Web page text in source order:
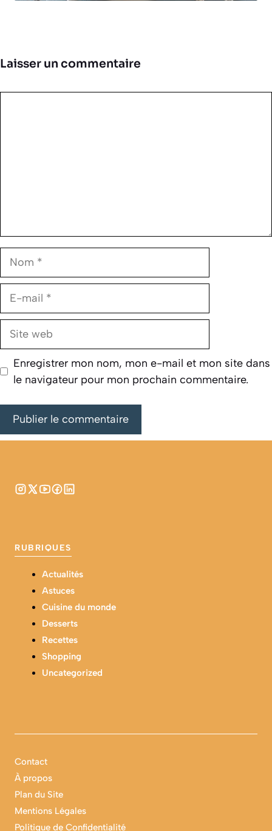
Laisser un commentaire
Nom
E-
Site
Enregistrer mon nom, mon e-mail et mon site dans
le navigateur pour mon prochain commentaire.
RUBRIQUES
Actualités
Astuces
Cuisine du monde
Desserts
Recettes
Shopping
Uncategorized
Contact
À propos
Plan du Site
Mentions Légales
Politique de Confidentialité